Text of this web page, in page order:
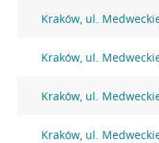
Kraków, ul.
Kraków, ul.
Kraków, ul.
Kraków, ul.